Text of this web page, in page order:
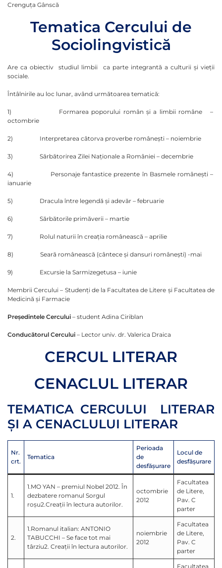
Crenguţa Gânscă
Tematica Cercului de
Sociolingvistică
Are ca obiectiv studiul limbii ca parte integrantă a culturii şi vieţii
sociale.
Întâlnirile au loc lunar, având următoarea tematică:
1) Formarea poporului român şi a limbii române –
octombrie
2) Interpretarea câtorva proverbe româneşti – noiembrie
3) Sărbătorirea Zilei Naţionale a României – decembrie
4) Personaje fantastice prezente în Basmele româneşti –
ianuarie
5) Dracula între legendă şi adevăr – februarie
6) Sărbătorile primăverii – martie
7) Rolul naturii în creaţia românească – aprilie
8) Seară românească (cântece şi dansuri româneşti) -mai
9) Excursie la Sarmizegetusa – iunie
Membrii Cercului – Studenţi de la Facultatea de Litere şi Facultatea de
Medicină şi Farmacie
Preşedintele Cercului – student Adina Ciriblan
Conducătorul Cercului – Lector univ. dr. Valerica Draica
CERCUL LITERAR
CENACLUL LITERAR
TEMATICA CERCULUI LITERAR
ŞI A CENACLULUI LITERAR
Nr.
crt.
Tematica
Perioada
de
desfăşurare
Locul de
desfăşurare
1.
1.MO YAN – premiul Nobel 2012. În
dezbatere romanul Sorgul
roșu2.Creații în lectura autorilor.
octombrie
2012
Facultatea
de Litere,
Pav. C
parter
2.
1.Romanul italian: ANTONIO
TABUCCHI – Se face tot mai
târziu2. Creații în lectura autorilor.
noiembrie
2012
Facultatea
de Litere,
Pav. C
parter
Facultatea